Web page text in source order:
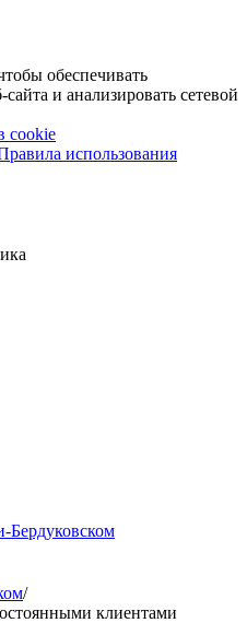
обеспечивать
и анализировать сетевой
cookie
использования
Бердуковском
/
клиентами